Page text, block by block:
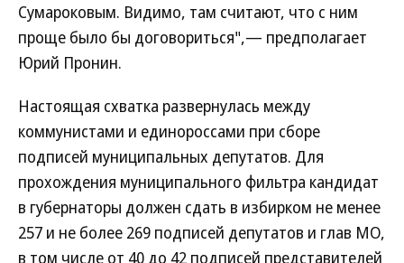
Сумароковым. Видимо, там считают, что с ним
проще было бы договориться",— предполагает
Юрий Пронин.
Настоящая схватка развернулась между
коммунистами и единороссами при сборе
подписей муниципальных депутатов. Для
прохождения муниципального фильтра кандидат
в губернаторы должен сдать в избирком не менее
257 и не более 269 подписей депутатов и глав МО,
в том числе от 40 до 42 подписей представителей